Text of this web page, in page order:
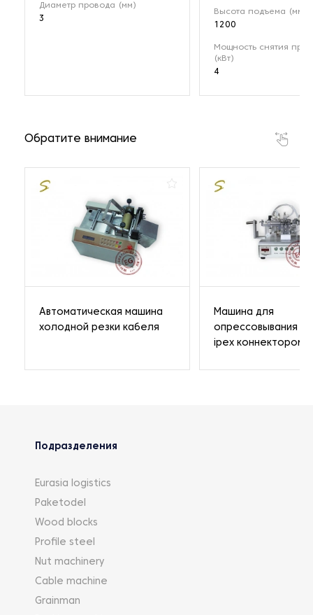
Диаметр провода (мм)
3
Высота подъема (мм)
1200
Мощность снятия
(кВт)
4
Обратите внимание
Автоматическая машина
холодной резки кабеля
Машина для
опрессовывания
ipex коннектором
Подразделения
Eurasia logistics
Paketodel
Wood blocks
Profile steel
Nut machinery
Cable machine
Grainman